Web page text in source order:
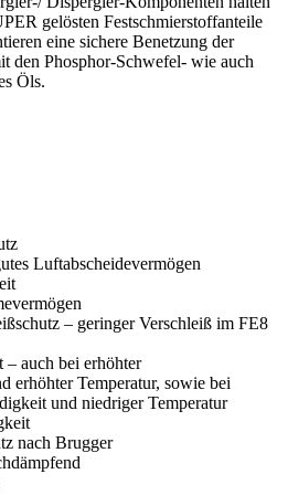
gelösten Festschmierstoffanteile
eine sichere Benetzung der
den Phosphor-Schwefel- wie auch
Öls.
Luftabscheidevermögen
– geringer Verschleiß im FE8
– auch bei erhöhter
erhöhter Temperatur, sowie bei
und niedriger Temperatur
nach Brugger